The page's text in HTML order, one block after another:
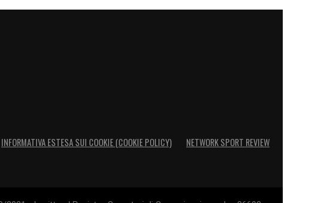
INFORMATIVA ESTESA SUI COOKIE (COOKIE POLICY) NETWORK SPORT REVIEW